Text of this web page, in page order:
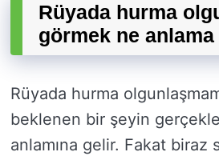
Rüyada hurma
görmek ne
Rüyada hurma
beklenen bir şeyin
anlamına gelir. Fakat biraz